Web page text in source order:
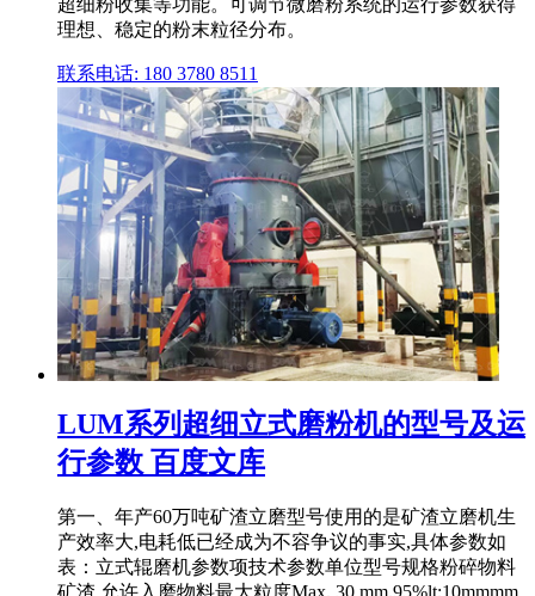
超细粉收集等功能。可调节微磨粉系统的运行参数获得
理想、稳定的粉末粒径分布。
联系电话: 180 3780 8511
LUM系列超细立式磨粉机的型号及运
行参数 百度文库
第一、年产60万吨矿渣立磨型号使用的是矿渣立磨机生
产效率大,电耗低已经成为不容争议的事实,具体参数如
表：立式辊磨机参数项技术参数单位型号规格粉碎物料
矿渣 允许入磨物料最大粒度Max. 30 mm,95%lt;10mmmm